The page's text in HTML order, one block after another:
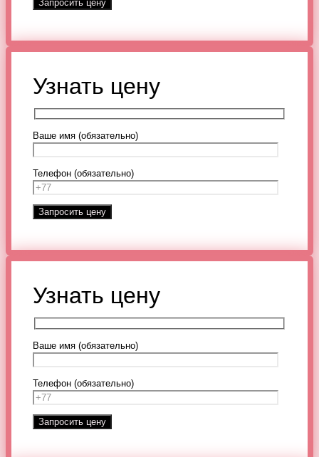
Узнать цену
Ваше имя (обязательно)
Телефон (обязательно)
Узнать цену
Ваше имя (обязательно)
Телефон (обязательно)